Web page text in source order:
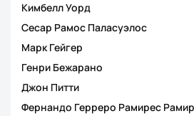
Кимбелл Уорд
Сесар Рамос Паласуэлос
Марк Гейгер
Генри Бежарано
Джон Питти
Фернандо Герреро Рамирес